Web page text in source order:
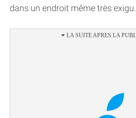
dans un endroit même très exigu.